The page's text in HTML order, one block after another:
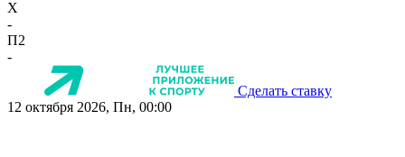
X
-
П2
-
Сделать ставку
12 октября 2026, Пн, 00:00